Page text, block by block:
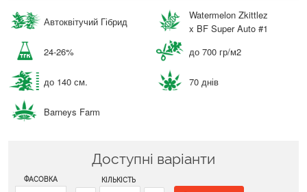
Автоквітучий Гібрид
Watermelon Zkittlez
x BF Super Auto #1
24-26%
до 700 гр/м2
до 140 см. 70 днів
Barneys Farm
Доступні варіанти
ФАСОВКА КІЛЬКІСТЬ